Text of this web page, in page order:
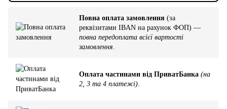
Повна оплата замовлення (за
реквізитами IBAN на рахунок ФОП) —
повна передоплата всієї вартості
замовлення
Оплата частинами від ПриватБанка (на
2, 3 та 4 платежі)